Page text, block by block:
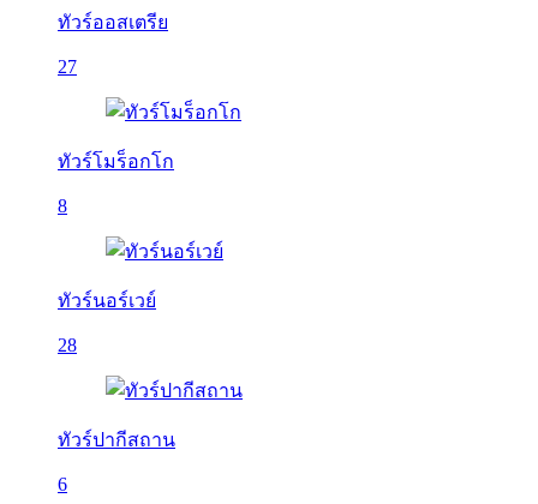
ทัวร์ออสเตรีย
27
ทัวร์โมร็อกโก
8
ทัวร์นอร์เวย์
28
ทัวร์ปากีสถาน
6